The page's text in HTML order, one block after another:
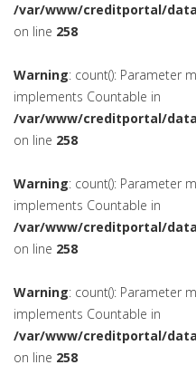
/var/www/creditportal/
on line 258
Warning: count(): Parameter
implements Countable in
/var/www/creditportal/
on line 258
Warning: count(): Parameter
implements Countable in
/var/www/creditportal/
on line 258
Warning: count(): Parameter
implements Countable in
/var/www/creditportal/
on line 258